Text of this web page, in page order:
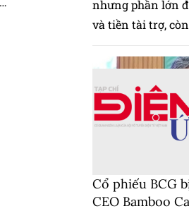
nhưng phần lớn
và tiền tài trợ,
Cổ phiếu BCG
CEO Bamboo